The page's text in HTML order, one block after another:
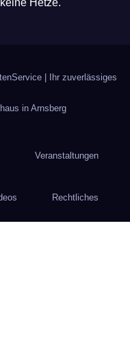
Hetze.
| Ihr zuverlässiges
in Arnsberg
Veranstaltungen
Rechtliches